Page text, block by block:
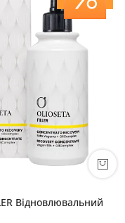
Відновлювальний